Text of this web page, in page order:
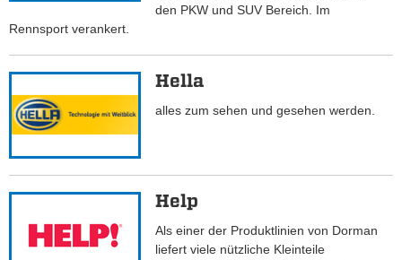
den PKW und SUV Bereich. Im
Rennsport verankert.
Hella
alles zum sehen und gesehen werden.
Help
Als einer der Produktlinien von Dorman
liefert viele nützliche Kleinteile